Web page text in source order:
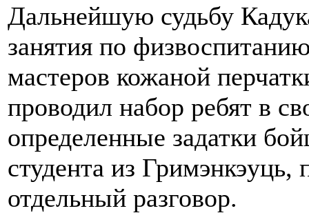
Дальнейшую судьбу
занятия по
мастеров кожаной
проводил набор ребят в
определенные задатки
студента из
отдельный разговор.